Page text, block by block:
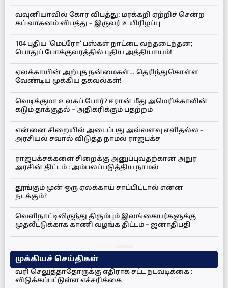
வவுனியாவில் கோர விபத்து: மரக்கறி ஏற்றிச் சென்ற
கப் வாகனம் விபத்து – இருவர் உயிரிழப்பு
104 புதிய ‘மெட்ரோ’ பஸ்கள் நாட்டை வந்தடைந்தன;
பொதுப் போக்குவரத்தில் புதிய அத்தியாயம்!
ஏலக்காயின் அற்புத நன்மைகள்… தெரிந்துகொள்ள
வேண்டிய முக்கிய தகவல்கள்!
வெடிக்குமா உலகப் போர்? ஈரான் மீது அமெரிக்காவின்
கடும் தாக்குதல் – அதிகரிக்கும் பதற்றம்
என்னை சிறையில் அடைப்பது அவ்வளவு எளிதல்ல –
அரசியல் சவால் விடுத்த நாமல் ராஜபக்ச
ராஜபக்சக்களை சிறைக்கு அனுப்புவதற்கான அநுர
அரசின் திட்டம் : அம்பலப்படுத்திய நாமல்
தூங்கும் முன் ஒரு ஏலக்காய் சாப்பிட்டால் என்ன
நடக்கும்?
வெளிநாட்டிலிருந்து திரும்பும் இலங்கையர்களுக்கு
முதலீட்டுக்காக காணி வழங்க திட்டம் – ஜனாதிபதி
முக்கியச் செய்திகள்
வரி செலுத்தாதோருக்கு எதிராக சட்ட நடவடிக்கை :
விடுக்கப்பட்டுள்ள எச்சரிக்கை